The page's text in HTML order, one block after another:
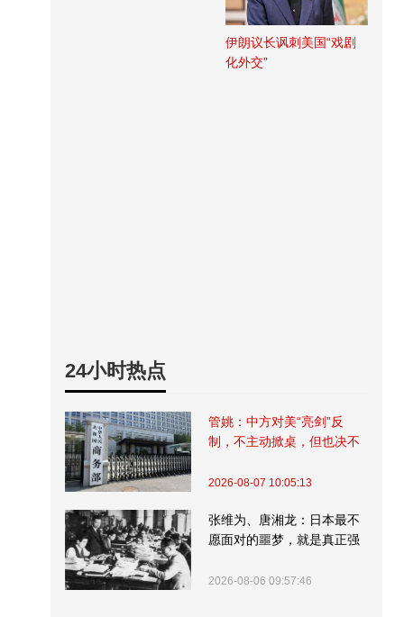
伊朗议长讽刺美国“戏剧
化外交”
24小时热点
管姚：中方对美“亮剑”反
制，不主动掀桌，但也决不
2026-08-07 10:05:13
张维为、唐湘龙：日本最不
愿面对的噩梦，就是真正强
2026-08-06 09:57:46